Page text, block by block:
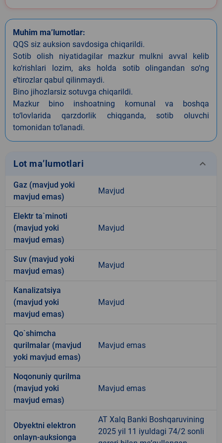
Muhim ma’lumotlar:
QQS siz auksion savdosiga chiqarildi.
Sotib olish niyatidagilar mazkur mulkni avval kelib
ko‘rishlari lozim, aks holda sotib olingandan so‘ng
e’tirozlar qabul qilinmaydi.
Bino jihozlarsiz sotuvga chiqarildi.
Mazkur bino inshoatning komunal va boshqa
to‘lovlarida qarzdorlik chiqganda, sotib oluvchi
tomonidan to‘lanadi.
Lot ma’lumotlari keyboard_arrow_down
Gaz (mavjud yoki
mavjud emas)
Mavjud
Elektr ta`minoti
(mavjud yoki
mavjud emas)
Mavjud
Suv (mavjud yoki
mavjud emas)
Mavjud
Kanalizatsiya
(mavjud yoki
mavjud emas)
Mavjud
Qo`shimcha
qurilmalar (mavjud
yoki mavjud emas)
Mavjud emas
Noqonuniy qurilma
(mavjud yoki
mavjud emas)
Mavjud emas
Obyektni elektron
onlayn-auksionga
AT Xalq Banki Boshqaruvining
2025 yil 11 iyuldagi 74/2 sonli